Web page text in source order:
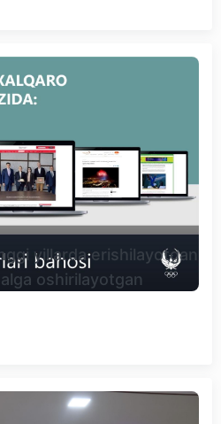
yillarda erishilayotgan
oshirilayotgan